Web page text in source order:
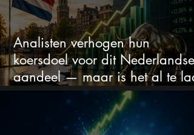
Analisten verhogen hun
koersdoel voor dit Nederlandse
aandeel — maar is het al te laat
om in te stappen?